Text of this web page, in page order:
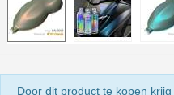
Retourneer
10€ shopping
Door dit product te kopen krijg